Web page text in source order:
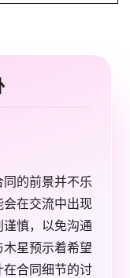
的前景并不乐
在交流中出现
慎，以免沟通
星预示着希望
合同细节的讨